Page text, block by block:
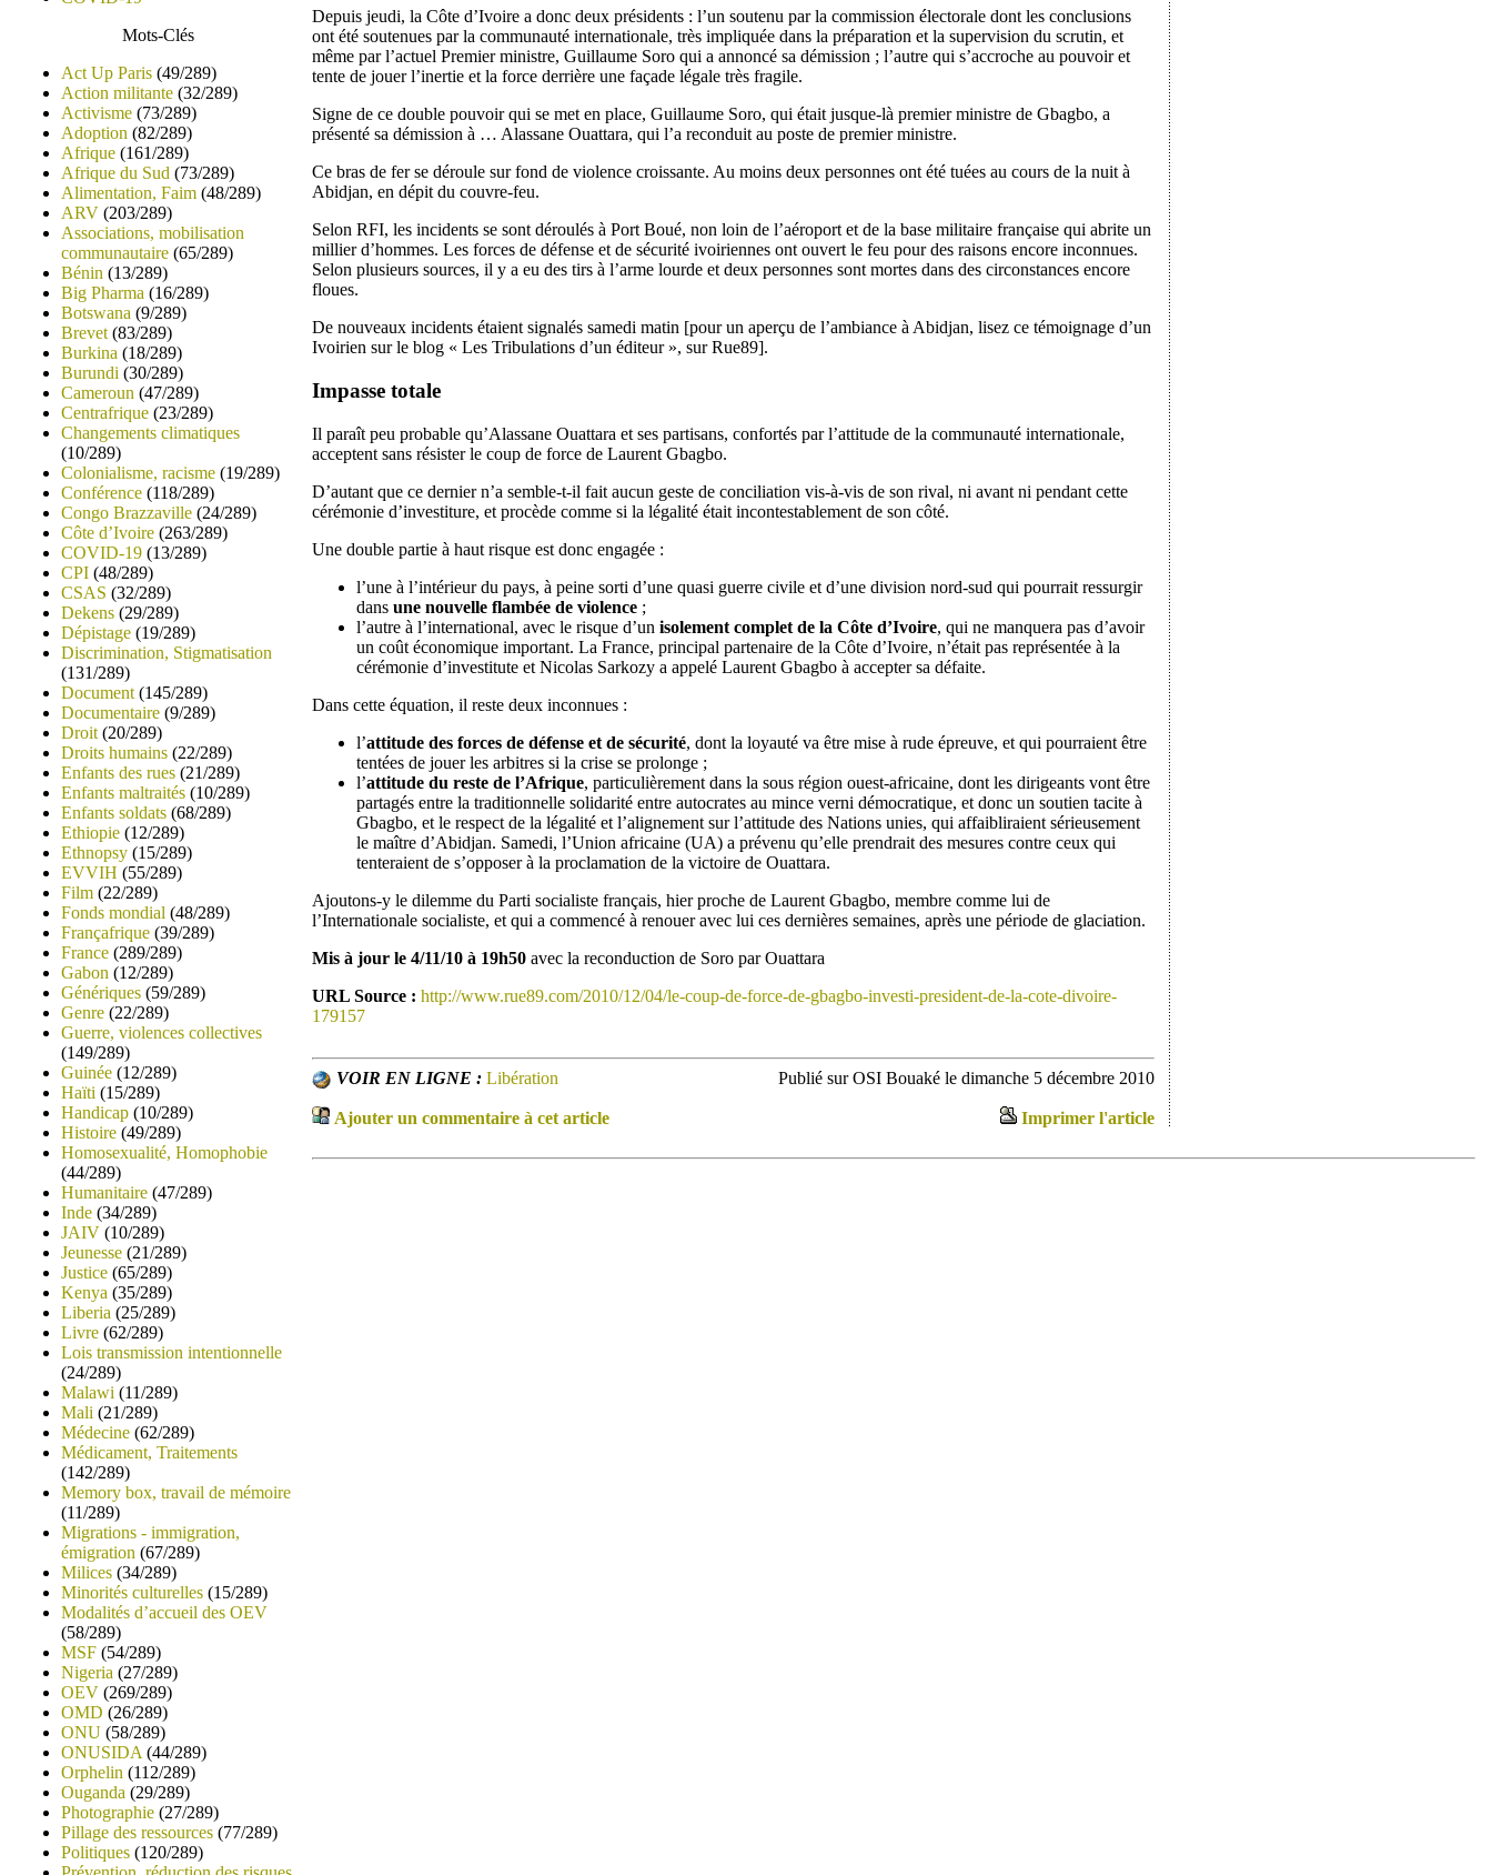
Mots-Clés
Act Up Paris (49/289)
Action militante (32/289)
Activisme (73/289)
Adoption (82/289)
Afrique (161/289)
Afrique du Sud (73/289)
Alimentation, Faim (48/289)
ARV (203/289)
Associations, mobilisation
communautaire (65/289)
Bénin (13/289)
Big Pharma (16/289)
Botswana (9/289)
Brevet (83/289)
Burkina (18/289)
Burundi (30/289)
Cameroun (47/289)
Centrafrique (23/289)
Changements climatiques
(10/289)
Colonialisme, racisme (19/289)
Conférence (118/289)
Congo Brazzaville (24/289)
Côte d’Ivoire (263/289)
COVID-19 (13/289)
CPI (48/289)
CSAS (32/289)
Dekens (29/289)
Dépistage (19/289)
Discrimination, Stigmatisation
(131/289)
Document (145/289)
Documentaire (9/289)
Droit (20/289)
Droits humains (22/289)
Enfants des rues (21/289)
Enfants maltraités (10/289)
Enfants soldats (68/289)
Ethiopie (12/289)
Ethnopsy (15/289)
EVVIH (55/289)
Film (22/289)
Fonds mondial (48/289)
Françafrique (39/289)
France (289/289)
Gabon (12/289)
Génériques (59/289)
Genre (22/289)
Guerre, violences collectives
(149/289)
Guinée (12/289)
Haïti (15/289)
Handicap (10/289)
Histoire (49/289)
Homosexualité, Homophobie
(44/289)
Humanitaire (47/289)
Inde (34/289)
JAIV (10/289)
Jeunesse (21/289)
Justice (65/289)
Kenya (35/289)
Liberia (25/289)
Livre (62/289)
Lois transmission intentionnelle
(24/289)
Malawi (11/289)
Mali (21/289)
Médecine (62/289)
Médicament, Traitements
(142/289)
Memory box, travail de mémoire
(11/289)
Migrations - immigration,
émigration (67/289)
Milices (34/289)
Minorités culturelles (15/289)
Modalités d’accueil des OEV
(58/289)
MSF (54/289)
Nigeria (27/289)
OEV (269/289)
OMD (26/289)
ONU (58/289)
ONUSIDA (44/289)
Orphelin (112/289)
Ouganda (29/289)
Photographie (27/289)
Pillage des ressources (77/289)
Politiques (120/289)
Depuis jeudi, la Côte d’Ivoire a donc deux présidents : l’un soutenu par la commission électorale dont les conclusions
ont été soutenues par la communauté internationale, très impliquée dans la préparation et la supervision du scrutin, et
même par l’actuel Premier ministre, Guillaume Soro qui a annoncé sa démission ; l’autre qui s’accroche au pouvoir et
tente de jouer l’inertie et la force derrière une façade légale très fragile.
Signe de ce double pouvoir qui se met en place, Guillaume Soro, qui était jusque-là premier ministre de Gbagbo, a
présenté sa démission à … Alassane Ouattara, qui l’a reconduit au poste de premier ministre.
Ce bras de fer se déroule sur fond de violence croissante. Au moins deux personnes ont été tuées au cours de la nuit à
Abidjan, en dépit du couvre-feu.
Selon RFI, les incidents se sont déroulés à Port Boué, non loin de l’aéroport et de la base militaire française qui abrite un
millier d’hommes. Les forces de défense et de sécurité ivoiriennes ont ouvert le feu pour des raisons encore inconnues.
Selon plusieurs sources, il y a eu des tirs à l’arme lourde et deux personnes sont mortes dans des circonstances encore
floues.
De nouveaux incidents étaient signalés samedi matin [pour un aperçu de l’ambiance à Abidjan, lisez ce témoignage d’un
Ivoirien sur le blog « Les Tribulations d’un éditeur », sur Rue89].
Impasse totale
Il paraît peu probable qu’Alassane Ouattara et ses partisans, confortés par l’attitude de la communauté internationale,
acceptent sans résister le coup de force de Laurent Gbagbo.
D’autant que ce dernier n’a semble-t-il fait aucun geste de conciliation vis-à-vis de son rival, ni avant ni pendant cette
cérémonie d’investiture, et procède comme si la légalité était incontestablement de son côté.
Une double partie à haut risque est donc engagée :
l’une à l’intérieur du pays, à peine sorti d’une quasi guerre civile et d’une division nord-sud qui pourrait ressurgir
dans une nouvelle flambée de violence ;
l’autre à l’international, avec le risque d’un isolement complet de la Côte d’Ivoire, qui ne manquera pas d’avoir
un coût économique important. La France, principal partenaire de la Côte d’Ivoire, n’était pas représentée à la
cérémonie d’investitute et Nicolas Sarkozy a appelé Laurent Gbagbo à accepter sa défaite.
Dans cette équation, il reste deux inconnues :
l’attitude des forces de défense et de sécurité, dont la loyauté va être mise à rude épreuve, et qui pourraient être
tentées de jouer les arbitres si la crise se prolonge ;
l’attitude du reste de l’Afrique, particulièrement dans la sous région ouest-africaine, dont les dirigeants vont être
partagés entre la traditionnelle solidarité entre autocrates au mince verni démocratique, et donc un soutien tacite à
Gbagbo, et le respect de la légalité et l’alignement sur l’attitude des Nations unies, qui affaibliraient sérieusement
le maître d’Abidjan. Samedi, l’Union africaine (UA) a prévenu qu’elle prendrait des mesures contre ceux qui
tenteraient de s’opposer à la proclamation de la victoire de Ouattara.
Ajoutons-y le dilemme du Parti socialiste français, hier proche de Laurent Gbagbo, membre comme lui de
l’Internationale socialiste, et qui a commencé à renouer avec lui ces dernières semaines, après une période de glaciation.
Mis à jour le 4/11/10 à 19h50 avec la reconduction de Soro par Ouattara
URL Source : http://www.rue89.com/2010/12/04/le-coup-de-force-de-gbagbo-investi-president-de-la-cote-divoire-
179157
VOIR EN LIGNE : Libération Publié sur OSI Bouaké le dimanche 5 décembre 2010
Ajouter un commentaire à cet article Imprimer l'article